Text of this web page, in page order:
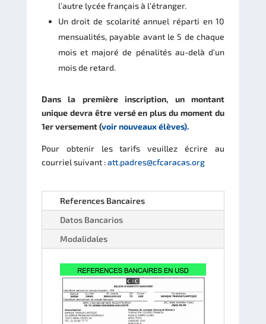
l’autre lycée français à l’étranger.
Un droit de scolarité annuel réparti en 10
mensualités, payable avant le 5 de chaque
mois et majoré de pénalités au-delà d’un
mois de retard.
Dans la première inscription, un montant
unique devra être versé en plus du moment du
1er versement (voir nouveaux élèves).
Pour obtenir les tarifs veuillez écrire au
courriel suivant :att.padres@cfcaracas.org
References Bancaires
Datos Bancarios
Modalidales